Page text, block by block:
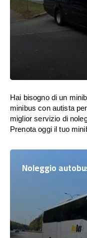
Hai bisogno di un
minibus con autista
miglior servizio di
Prenota oggi il tuo
Noleggio